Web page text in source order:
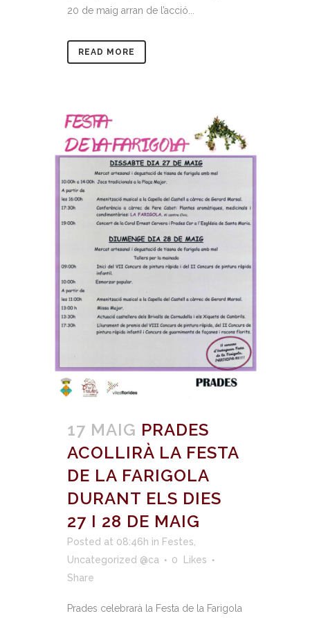
20 de maig arran de l’acció...
READ MORE
17 MAIG PRADES
ACOLLIRÀ LA FESTA
DE LA FARIGOLA
DURANT ELS DIES
27 I 28 DE MAIG
Posted at 08:46h in Festes
Uncategorized @ca
0
Likes
Share
Prades celebrarà la Festa de la Farigola